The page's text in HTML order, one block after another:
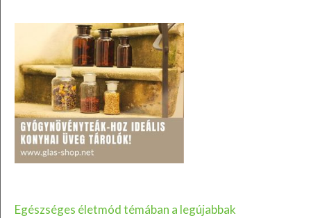
Egészséges életmód témában a legújabbak